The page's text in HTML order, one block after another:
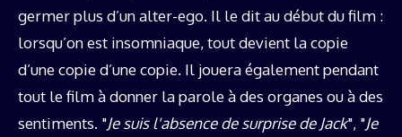
germer plus d’un alter-ego. Il le dit au début du film :
lorsqu’on est insomniaque, tout devient la copie
d’une copie d’une copie. Il jouera également pendant
tout le film à donner la parole à des organes ou à des
sentiments. "Je suis l'absence de surprise de Jack", "Je